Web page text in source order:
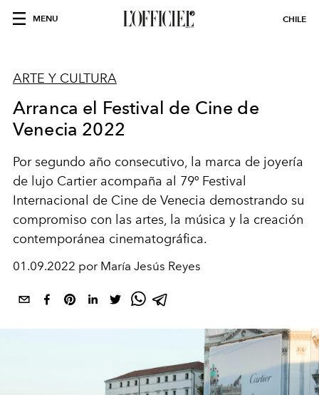
MENU CHILE
ARTE Y CULTURA
Arranca el Festival de Cine de
Venecia 2022
Por segundo año consecutivo, la marca de joyería
de lujo Cartier acompaña al 79º Festival
Internacional de Cine de Venecia demostrando su
compromiso con las artes, la música y la creación
contemporánea cinematográfica.
01.09.2022 por María Jesús Reyes